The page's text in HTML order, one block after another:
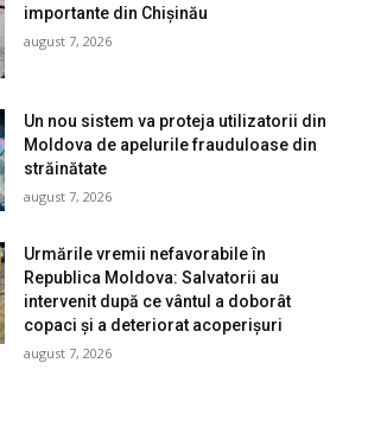
importante din Chișinău
august 7, 2026
Un nou sistem va proteja utilizatorii din
Moldova de apelurile frauduloase din
străinătate
august 7, 2026
Urmările vremii nefavorabile în
Republica Moldova: Salvatorii au
intervenit după ce vântul a doborât
copaci și a deteriorat acoperișuri
august 7, 2026